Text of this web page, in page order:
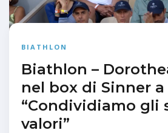
BIATHLON
Biathlon –
nel box di Sinner
“Condividiamo gli
valori”